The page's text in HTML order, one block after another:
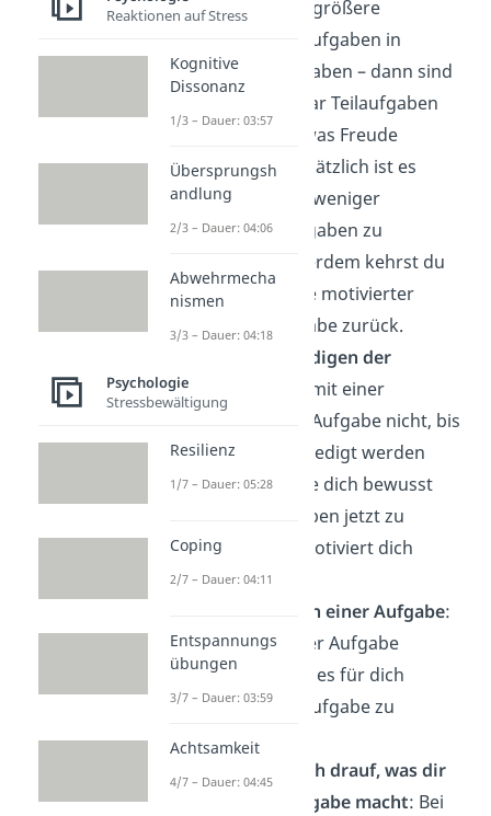
Pausen: Zerlege größere
unangenehme Aufgaben in
kleinere Teilaufgaben – dann sind
bestimmt ein paar Teilaufgaben
dabei, die dir etwas Freude
bereiten. Grundsätzlich ist es
leichter, sich für weniger
aufwendige Aufgaben zu
motivieren. Außerdem kehrst du
nach einer Pause motivierter
wieder zur Aufgabe zurück.
Freiwilliges Erledigen der
Aufgabe
: Warte mit einer
unangenehmen Aufgabe nicht, bis
sie unbedingt erledigt werden
muss. Entscheide dich bewusst
dafür, die Aufgaben jetzt zu
erledigen. Das motiviert dich
intrinsisch.
Erkenne den Sinn einer Aufgabe:
Mach dir bei jeder Aufgabe
bewusst, warum es für dich
sinnvoll ist, die Aufgabe zu
erledigen.
Konzentriere dich drauf, was dir
Spaß an der Aufgabe macht: Bei
Reaktionen auf Stress
Kognitive
Dissonanz
1/3 – Dauer: 03:57
Übersprungsh
andlung
2/3 – Dauer: 04:06
Abwehrmecha
nismen
3/3 – Dauer: 04:18
Psychologie
Stressbewältigung
Resilienz
1/7 – Dauer: 05:28
Coping
2/7 – Dauer: 04:11
Entspannungs
übungen
3/7 – Dauer: 03:59
Achtsamkeit
4/7 – Dauer: 04:45